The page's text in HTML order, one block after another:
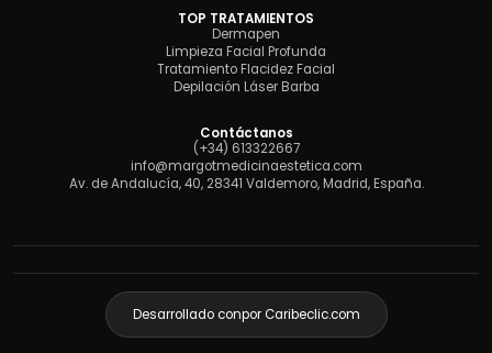
TOP TRATAMIENTOS
Dermapen
Limpieza Facial Profunda
Tratamiento Flacidez Facial
Depilación Láser Barba
Contáctanos
(+34) 613322667
info@margotmedicinaestetica.com
Av. de Andalucía, 40, 28341 Valdemoro, Madrid, España.
Desarrollado conpor Caribeclic.com